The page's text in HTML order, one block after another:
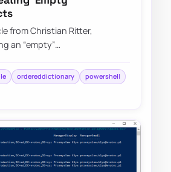
from Christian Ritter,
an “empty”
ordereddictionary
powershell